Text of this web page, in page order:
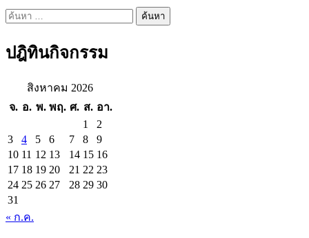
ค้นหา
ปฎิทินกิจกรรม
สิงหาคม 2026
จ. อ. พ. พฤ. ศ. ส. อา.
1
2
3
4 5 6 7 8
9
10 11 12 13 14 15 16
17 18 19 20 21 22 23
24 25 26 27 28 29 30
31
« ก.ค.